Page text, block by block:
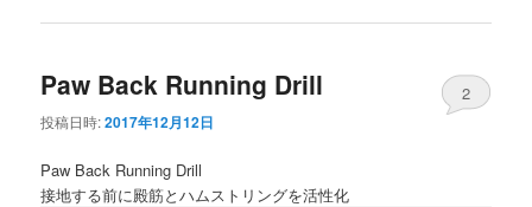
Paw Back Running Drill
投稿日時:2017年12月12日
2
Paw Back Running Drill
接地する前に殿筋とハムストリングを活性化